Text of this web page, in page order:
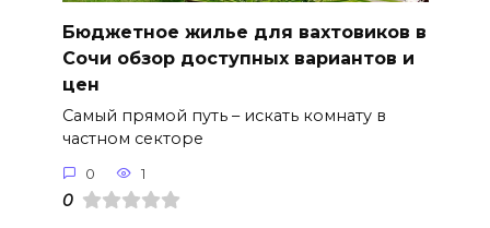
Бюджетное жилье для вахтовиков в
Сочи обзор доступных вариантов и
цен
Самый прямой путь – искать комнату в
частном секторе
0 1
0